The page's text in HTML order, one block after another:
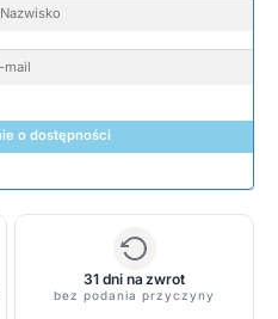
o dostępności
31 dni na zwrot
bez podania przyczyny